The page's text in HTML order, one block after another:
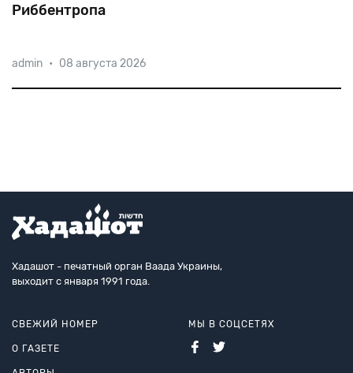
Риббентропа
Польшу
и Буковины, советская
известные в свое время еврейские футбольные
admin • 08 августа 2026
Хадашот - печатный орган Ваада Украины,
выходит с января 1991 года.
СВЕЖИЙ НОМЕР
О ГАЗЕТЕ
МЫ В СОЦСЕТЯХ